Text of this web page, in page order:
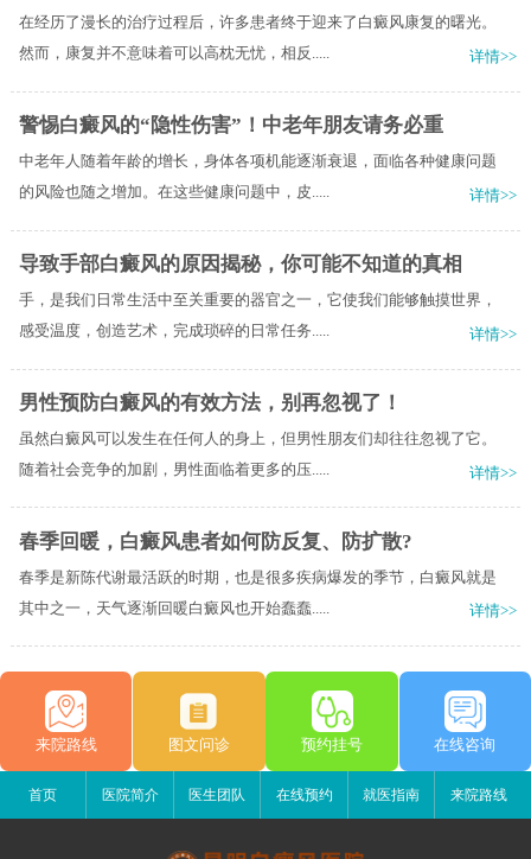
在经历了漫长的治疗过程后，许多患者终于迎来了白癜风康复的曙光。
然而，康复并不意味着可以高枕无忧，相反.....
详情>>
警惕白癜风的“隐性伤害”！中老年朋友请务必重
中老年人随着年龄的增长，身体各项机能逐渐衰退，面临各种健康问题
的风险也随之增加。在这些健康问题中，皮.....
详情>>
导致手部白癜风的原因揭秘，你可能不知道的真相
手，是我们日常生活中至关重要的器官之一，它使我们能够触摸世界，
感受温度，创造艺术，完成琐碎的日常任务.....
详情>>
男性预防白癜风的有效方法，别再忽视了！
虽然白癜风可以发生在任何人的身上，但男性朋友们却往往忽视了它。
随着社会竞争的加剧，男性面临着更多的压.....
详情>>
春季回暖，白癜风患者如何防反复、防扩散?
春季是新陈代谢最活跃的时期，也是很多疾病爆发的季节，白癜风就是
其中之一，天气逐渐回暖白癜风也开始蠢蠢.....
详情>>
来院路线 图文问诊 预约挂号 在线咨询
首页 医院简介 医生团队 在线预约 就医指南 来院路线